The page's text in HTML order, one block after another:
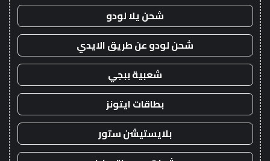
شحن يلا لودو
شحن لودو عن طريق الايدي
شعبية ببجي
بطاقات ايتونز
بلايستيشن ستور